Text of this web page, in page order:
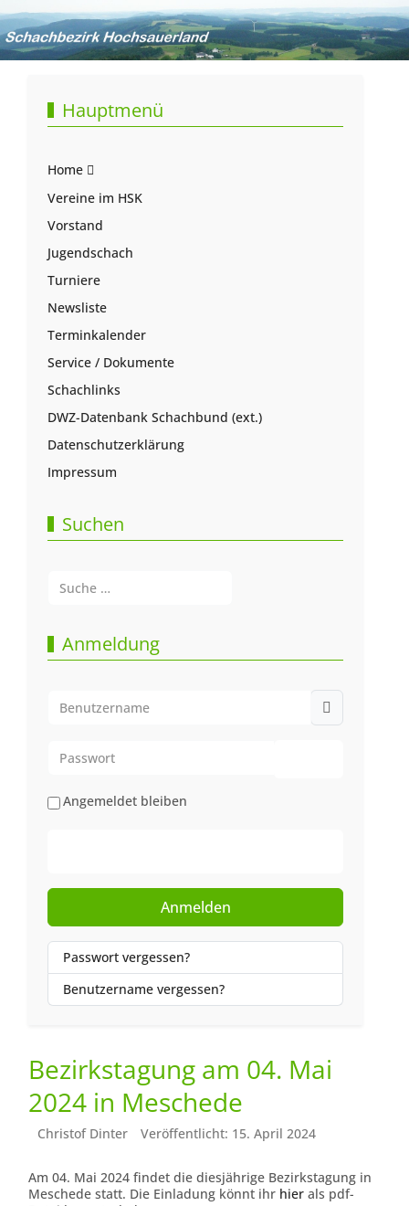
Hauptmenü
Home
Vereine im HSK
Vorstand
Jugendschach
Turniere
Newsliste
Terminkalender
Service / Dokumente
Schachlinks
DWZ-Datenbank Schachbund (ext.)
Datenschutzerklärung
Impressum
Suchen
Anmeldung
Angemeldet bleiben
Anmelden
Passwort vergessen?
Benutzername vergessen?
Bezirkstagung am 04. Mai
2024 in Meschede
Christof Dinter Veröffentlicht: 15. April 2024
Am 04. Mai 2024 findet die diesjährige Bezirkstagung in
Meschede statt. Die Einladung könnt ihr hier als pdf-